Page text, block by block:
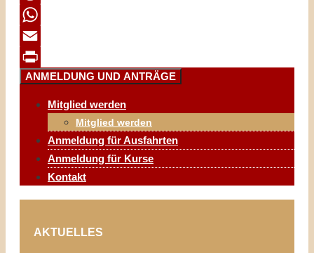
Reddit
WhatsApp
Email
Print
ANMELDUNG UND ANTRÄGE
Mitglied werden
Mitglied werden
Anmeldung für Ausfahrten
Anmeldung für Kurse
Kontakt
AKTUELLES